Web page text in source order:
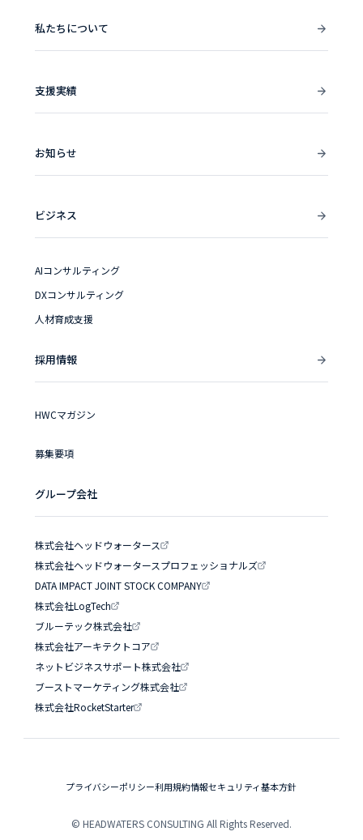
私たちについて
支援実績
お知らせ
ビジネス
AIコンサルティング
DXコンサルティング
人材育成支援
採用情報
HWCマガジン
募集要項
グループ会社
株式会社ヘッドウォータース
株式会社ヘッドウォータースプロフェッショナルズ
DATA IMPACT JOINT STOCK COMPANY
株式会社LogTech
ブルーテック株式会社
株式会社アーキテクトコア
ネットビジネスサポート株式会社
ブーストマーケティング株式会社
株式会社RocketStarter
© HEADWATERS CONSULTING All Rights Reserved.
プライバシーポリシー利用規約情報セキュリティ基本方針